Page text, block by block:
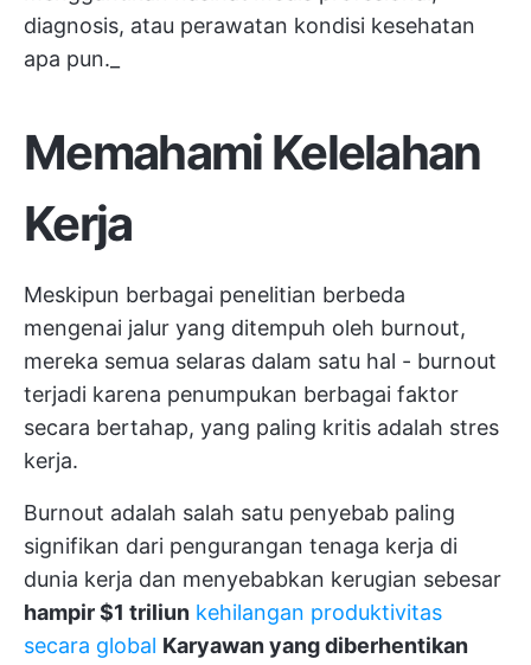
diagnosis, atau perawatan kondisi kesehatan
apa pun._
Memahami Kelelahan
Kerja
Meskipun berbagai penelitian berbeda
mengenai jalur yang ditempuh oleh burnout,
mereka semua selaras dalam satu hal - burnout
terjadi karena penumpukan berbagai faktor
secara bertahap, yang paling kritis adalah stres
kerja.
Burnout adalah salah satu penyebab paling
signifikan dari pengurangan tenaga kerja di
dunia kerja dan menyebabkan kerugian sebesar
hampir $1 triliun kehilangan produktivitas
secara global Karyawan yang diberhentikan